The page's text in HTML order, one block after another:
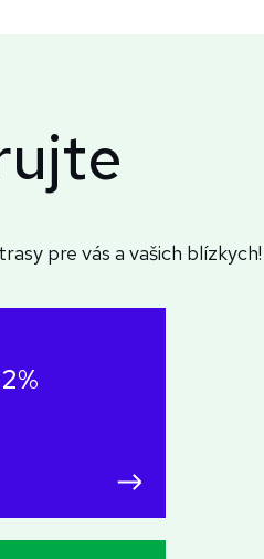
pre vás a vašich blízkych!